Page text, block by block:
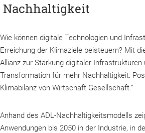
Nachhaltigkeit
Wie können digitale Technologien und
Erreichung der Klimaziele beisteuern? Mit
Allianz zur Stärkung digitaler
Transformation für mehr Nachhaltigkeit:
Klimabilanz von Wirtschaft Gesellschaft.“
Anhand des ADL-Nachhaltigkeitsmodells
Anwendungen bis 2050 in der Industrie, in